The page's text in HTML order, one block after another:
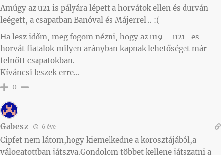
Amúgy az u21 is pályára lépett a horvátok ellen és durván
leégett, a csapatban Banóval és Májerrel… :(
Ha lesz időm, meg fogom nézni, hogy az u19 – u21 -es
horvát fiatalok milyen arányban kapnak lehetőséget már
felnőtt csapatokban.
Kíváncsi leszek erre…
0
Gabesz 6 éve
Cipfet nem látom,hogy kiemelkedne a korosztájából,a
válogatottban játszva.Gondolom többet kellene játszatni a